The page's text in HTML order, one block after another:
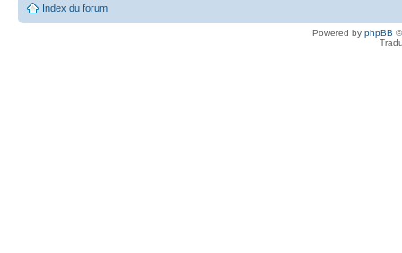
Index du forum
Powered by phpBB